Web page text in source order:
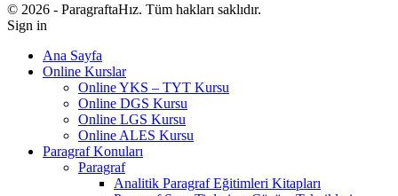
© 2026 - ParagraftaHız. Tüm hakları saklıdır.
Sign in
Ana Sayfa
Online Kurslar
Online YKS – TYT Kursu
Online DGS Kursu
Online LGS Kursu
Online ALES Kursu
Paragraf Konuları
Paragraf
Analitik Paragraf Eğitimleri Kitapları